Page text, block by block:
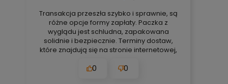
Transakcja przeszła szybko i sprawnie, są
różne opcje formy zapłaty. Paczka z
wyglądu jest schludna, zapakowana
solidnie i bezpiecznie. Terminy dostaw,
które znajdują się na stronie internetowej,
nie zawiodłem, wyjątkowo rzetelna firma.
0 0